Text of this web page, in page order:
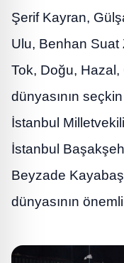
Şerif Kayran,
Ulu, Benhan Suat
Tok, Doğu,
dünyasının
İstanbul
İstanbul
Beyzade
dünyasının